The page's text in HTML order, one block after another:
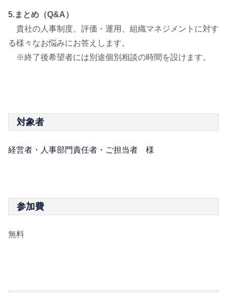
5.まとめ（Q&A）
貴社の人事制度、評価・運用、組織マネジメントに対す
る様々なお悩みにお答えします。
※終了後希望者には別途個別相談の時間を設けます。
対象者
経営者・人事部門責任者・ご担当者 様
参加費
無料